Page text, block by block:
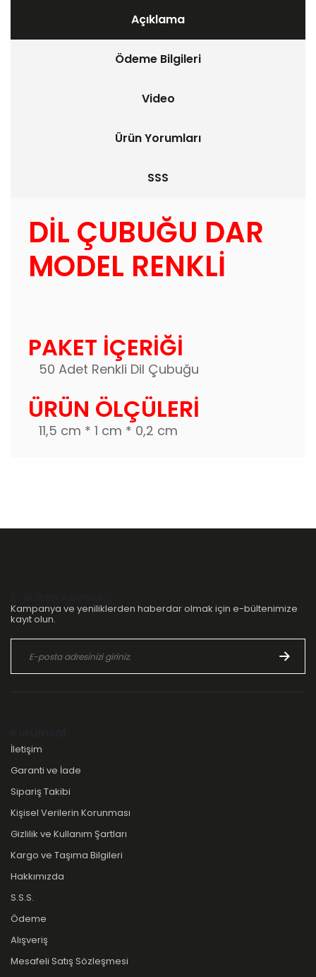
Açıklama
Ödeme Bilgileri
Video
Ürün Yorumları
SSS
DİL ÇUBUĞU DAR
MODEL RENKLİ
PAKET İÇERİĞİ
50 Adet Renkli Dil Çubuğu
ÜRÜN ÖLÇÜLERİ
11,5 cm * 1 cm * 0,2 cm
Kampanya ve yeniliklerden haberdar olmak için e-bültenimize
kayıt olun.
İletişim
Garanti ve İade
Sipariş Takibi
Kişisel Verilerin Korunması
Gizlilik ve Kullanım Şartları
Kargo ve Taşıma Bilgileri
Hakkımızda
S.S.S.
Ödeme
Alışveriş
Mesafeli Satış Sözleşmesi